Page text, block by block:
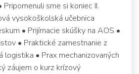
sme si koniec II.
vysokoškolská učebnica
• Prijímacie skúšky na AOS •
• Praktické zamestnanie z
logistika • Prax mechanizovaných
záujem o kurz krízový